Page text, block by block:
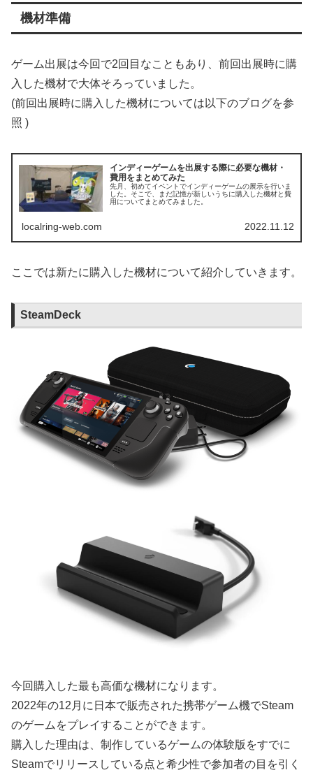
機材準備
ゲーム出展は今回で2回目なこともあり、前回出展時に購
入した機材で大体そろっていました。
(前回出展時に購入した機材については以下のブログを参
照 )
インディーゲームを出展する際に必要な機材・
費用をまとめてみた
先月、初めてイベントでインディーゲームの展示を行いま
した。そこで、まだ記憶が新しいうちに購入した機材と費
用についてまとめてみました。
localring-web.com 2022.11.12
ここでは新たに購入した機材について紹介していきます。
SteamDeck
今回購入した最も高価な機材になります。
2022年の12月に日本で販売された携帯ゲーム機でSteam
のゲームをプレイすることができます。
購入した理由は、制作しているゲームの体験版をすでに
Steamでリリースしている点と希少性で参加者の目を引く